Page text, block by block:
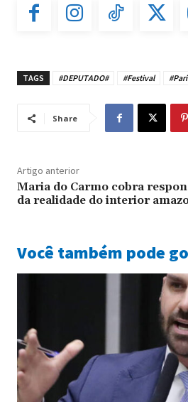
TAGS #DEPUTADO# #Festival
Share
Artigo anterior
Maria do Carmo cobra
da realidade do interior
Você também pode